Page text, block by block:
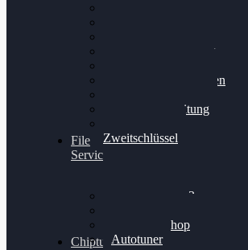
Getriebeoptimierung
Bremsscheiben planen
Felgenaufbereitung
Zweitschlüssel
File
Service
Alientech Kess3
Alientech Shop
Autotuner
Chiptuning